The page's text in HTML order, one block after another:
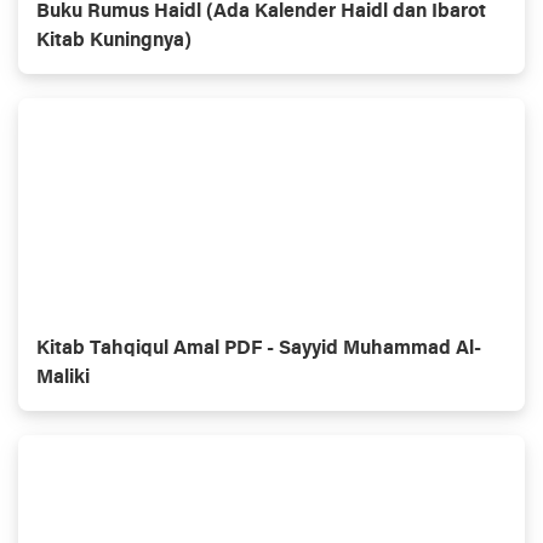
Buku Rumus Haidl (Ada Kalender Haidl dan Ibarot
Kitab Kuningnya)
Kitab Tahqiqul Amal PDF - Sayyid Muhammad Al-
Maliki